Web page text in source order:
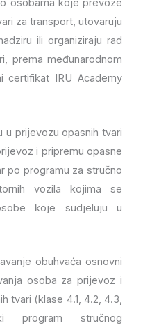
osobama koje prevoze
za transport, utovaruju
ili organiziraju rad
prema međunarodnom
certifikat IRU Academy
prijevozu opasnih tvari
i pripremu opasne
po programu za stručno
vozila kojima se
koje sudjeluju u
obuhvaća osnovni
osoba za prijevoz i
tvari (klase 4.1, 4.2, 4.3,
program stručnog